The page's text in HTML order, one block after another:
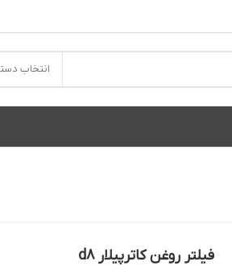
انتخاب
فیلتر روغن کاترپیلار d8